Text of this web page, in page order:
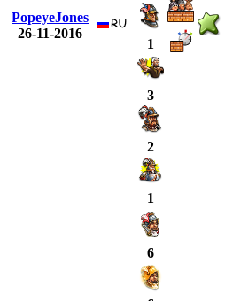
PopeyeJones
26-11-2016
1
3
2
1
6